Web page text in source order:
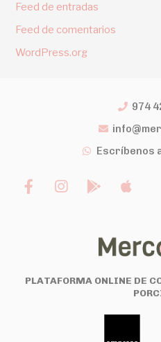
Feed de entradas
Feed de comentarios
WordPress.org
974
Escríbenos
PLATAFORMA ONLINE DE